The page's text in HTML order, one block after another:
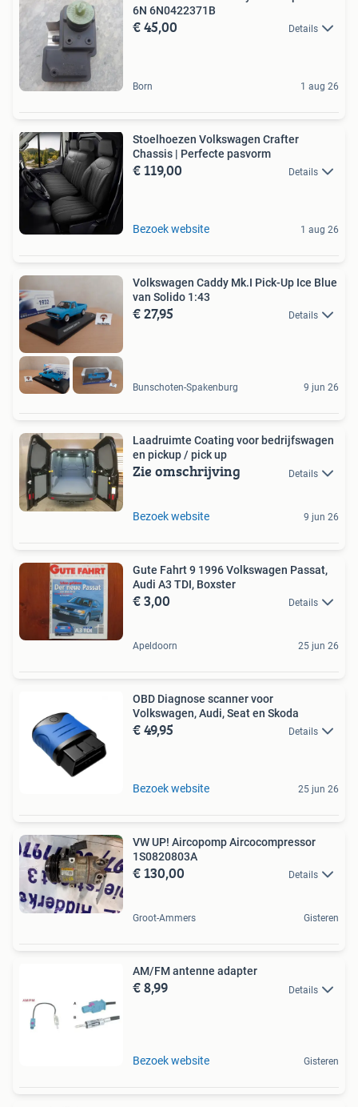
6N 6N0422371B
€ 45,00 Details
Born 1 aug 26
Stoelhoezen Volkswagen Crafter
Chassis | Perfecte pasvorm
€ 119,00 Details
Bezoek website 1 aug 26
Volkswagen Caddy Mk.I Pick-Up Ice Blue
van Solido 1:43
€ 27,95 Details
Bunschoten-Spakenburg 9 jun 26
Laadruimte Coating voor bedrijfswagen
en pickup / pick up
Zie omschrijving Details
Bezoek website 9 jun 26
Gute Fahrt 9 1996 Volkswagen Passat,
Audi A3 TDI, Boxster
€ 3,00 Details
Apeldoorn 25 jun 26
OBD Diagnose scanner voor
Volkswagen, Audi, Seat en Skoda
€ 49,95 Details
Bezoek website 25 jun 26
VW UP! Aircopomp Aircocompressor
1S0820803A
€ 130,00 Details
Groot-Ammers Gisteren
AM/FM antenne adapter
€ 8,99 Details
Bezoek website Gisteren